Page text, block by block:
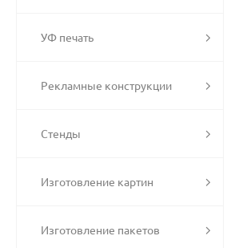
УФ печать
Рекламные конструкции
Стенды
Изготовление картин
Изготовление пакетов